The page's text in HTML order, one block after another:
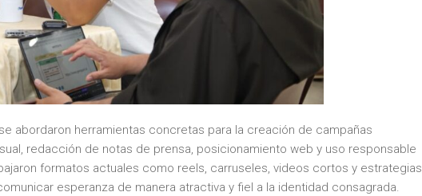
abordaron herramientas concretas para la creación de campañas
redacción de notas de prensa, posicionamiento web y uso responsable
formatos actuales como reels, carruseles, videos cortos y estrategias
esperanza de manera atractiva y fiel a la identidad consagrada.